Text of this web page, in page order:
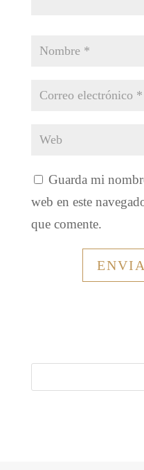
Guarda mi
web en este
que comente.